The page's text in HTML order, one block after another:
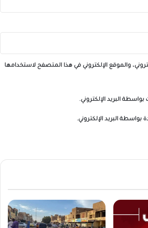
والموقع الإلكتروني في هذا المتصفح لاستخدامها
بواسطة البريد الإلكتروني.
بواسطة البريد الإلكتروني.